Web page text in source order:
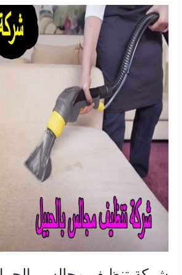
فى
محايل
عسير